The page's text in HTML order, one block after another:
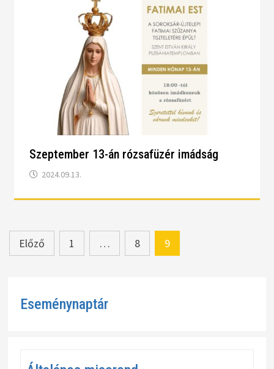
Szeptember 13-án rózsafüzér imádság
2024.09.13.
Bejegyzések
lapozása
Előző 1 … 8 9
Eseménynaptár